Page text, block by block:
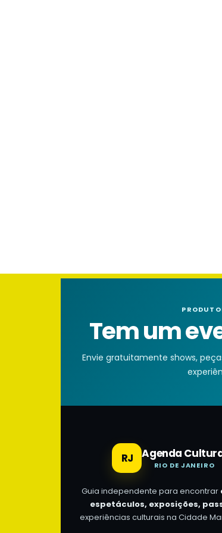
Tem um
Envie gratuitamente shows,
RJ Agenda
RIO DE JANEIRO
Guia independente para encontrar
espetáculos, exposições,
experiências culturais na Cidade